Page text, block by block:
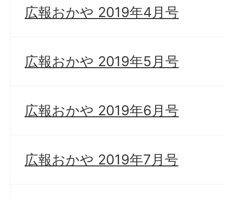
広報おかや 2019年4月号
広報おかや 2019年5月号
広報おかや 2019年6月号
広報おかや 2019年7月号